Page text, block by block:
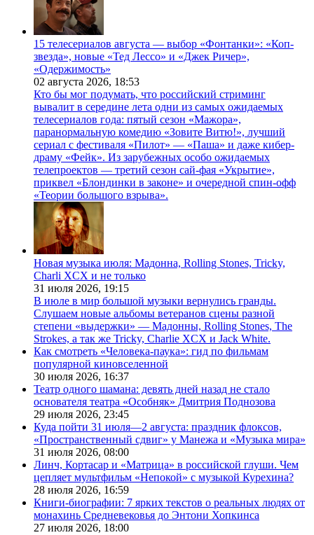
15 телесериалов августа — выбор «Фонтанки»: «Коп-
звезда», новые «Тед Лессо» и «Джек Ричер»,
«Одержимость»
02 августа 2026, 18:53
Кто бы мог подумать, что российский стриминг
вывалит в середине лета одни из самых ожидаемых
телесериалов года: пятый сезон «Мажора»,
паранормальную комедию «Зовите Витю!», лучший
сериал с фестиваля «Пилот» — «Паша» и даже кибер-
драму «Фейк». Из зарубежных особо ожидаемых
телепроектов — третий сезон сай-фая «Укрытие»,
приквел «Блондинки в законе» и очередной спин-офф
«Теории большого взрыва».
Новая музыка июля: Мадонна, Rolling Stones, Tricky,
Charli XCX и не только
31 июля 2026, 19:15
В июле в мир большой музыки вернулись гранды.
Слушаем новые альбомы ветеранов сцены разной
степени «выдержки» — Мадонны, Rolling Stones, The
Strokes, а так же Tricky, Charlie XCX и Jack White.
Как смотреть «Человека-паука»: гид по фильмам
популярной киновселенной
30 июля 2026, 16:37
Театр одного шамана: девять дней назад не стало
основателя театра «Особняк» Дмитрия Поднозова
29 июля 2026, 23:45
Куда пойти 31 июля—2 августа: праздник флоксов,
«Пространственный сдвиг» у Манежа и «Музыка мира»
31 июля 2026, 08:00
Линч, Кортасар и «Матрица» в российской глуши. Чем
цепляет мультфильм «Непокой» с музыкой Курехина?
28 июля 2026, 16:59
Книги-биографии: 7 ярких текстов о реальных людях от
монахинь Средневековья до Энтони Хопкинса
27 июля 2026, 18:00